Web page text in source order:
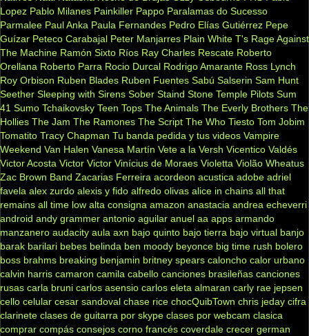
Lopez Pablo Milanes Painkiller Pappo Paralamas do Sucesso
Parmalee Paul Anka Paula Fernandes Pedro Elías Gutiérrez Pepe
Guízar Peteco Carabajal Peter Manjarres Plain White T's Rage Against
The Machine Ramón Sixto Ríos Ray Charles Rescate Roberto
Orellana Roberto Parra Rocio Durcal Rodrigo Amarante Ross Lynch
Roy Orbison Ruben Blades Ruben Fuentes Sabú Salserin Sam Hunt
Seether Sleeping with Sirens Sober Staind Stone Temple Pilots Sum
41 Sumo Tchaikovsky Teen Tops The Animals The Everly Brothers The
Hollies The Jam The Ramones The Script The Who Tiesto Tom Jobim
Tomatito Tracy Chapman Tu banda pedida y tus videos Vampire
Weekend Van Halen Vanesa Martín Vete a la Versh Vicentico Valdés
Victor Acosta Victor Victor Vinícius de Moraes Violetta Violão Wheatus
Zac Brown Band Zacarias Ferreira acordeon acustica adobe adriel
favela alex zurdo alexis y fido alfredo olivas alice in chains all that
remains all time low alta consigna amazon anastacia andrea echeverri
android andy grammer antonio aguilar anuel aa apps armando
manzanero audacity aula axn bajo quinto bajo tierra bajo virtual banjo
barak barilari bebes belinda ben moody beyonce big time rush bolero
boss brahms breaking benjamin britney spears caloncho calor urbano
calvin harris camaron camila cabello canciones brasileñas canciones
rusas carla bruni carlos asensio carlos eleta almaran carly rae jepsen
cello celular cesar sandoval chase rice chocQuibTown chris jeday cifra
clarinete clases de guitarra por skype clases por webcam clasica
comprar compás consejos corno francés coverdale crecer german